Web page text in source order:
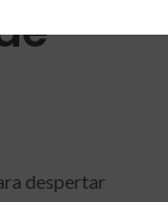
despertar